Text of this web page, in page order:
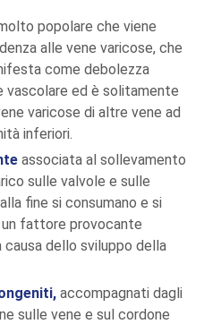
popolare che viene
alle vene varicose, che
come debolezza
vascolare ed è solitamente
varicose di altre vene ad
inferiori.
associata al sollevamento
sulle valvole e sulle
fine si consumano e si
fattore provocante
dello sviluppo della
accompagnati dagli
sulle vene e sul cordone